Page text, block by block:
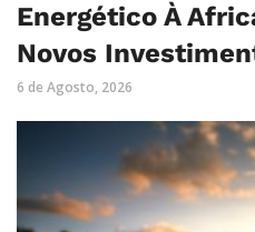
Energético À
Novos
6 de Agosto, 2026